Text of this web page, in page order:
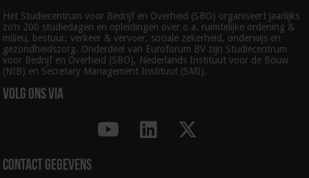
Het Studiecentrum voor Bedrijf en Overheid (SBO) organiseert jaarlijks
zo’n 200 studiedagen en opleidingen over o.a. ruimtelijke ordening &
milieu, bestuur, verkeer & vervoer, sociale zekerheid, onderwijs en
gezondheidszorg. Onderdeel van Euroforum BV zijn Studiecentrum
voor Bedrijf en Overheid (SBO), Nederlands Instituut voor de Bouw
(NIB) en Secretary Management Instituut (SMI).
Volg ons via
Contact gegevens